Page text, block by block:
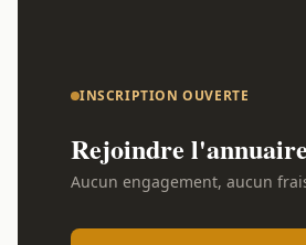
INSCRIPTION OUVERTE
Rejoindre l'annuaire
Aucun engagement, aucun